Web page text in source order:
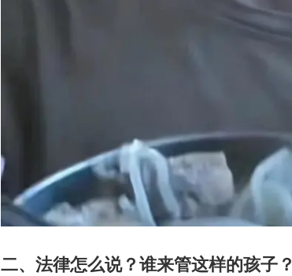
二、法律怎么说？谁来管这样的孩子？